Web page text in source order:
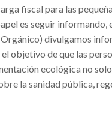
fiscal para las
es seguir informando,
divulgamos
objetivo de que las
ecológica no
la sanidad pública,